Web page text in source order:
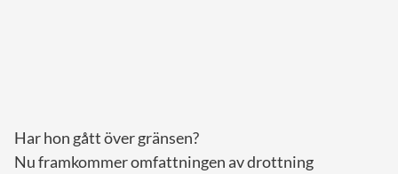
Har hon gått över gränsen?
Nu framkommer omfattningen av drottning